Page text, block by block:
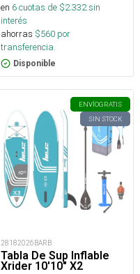
en 6cuotas de $2.332sin
interés
ahorras $560 por
transferencia.
Disponible
ENVÍOGRATIS
SIN STOCK
28182026BARB
Tabla De Sup Inflable
Xrider 10'10" X2